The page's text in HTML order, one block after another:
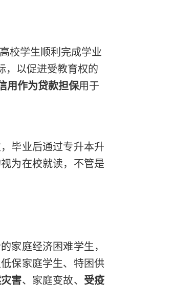
校学生顺利完成学业
，以促进受教育权的
用作为贷款担保用于
毕业后通过专升本升
为在校就读，不管是
家庭经济困难学生，
保家庭学生、特困供
害、家庭变故、 受疫